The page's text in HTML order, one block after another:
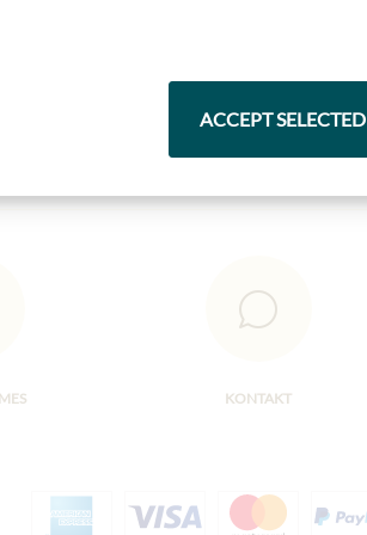
Vína
KONTAKT
ACCEPT SELECTED